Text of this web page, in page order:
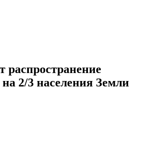
распространение
2/3 населения Земли